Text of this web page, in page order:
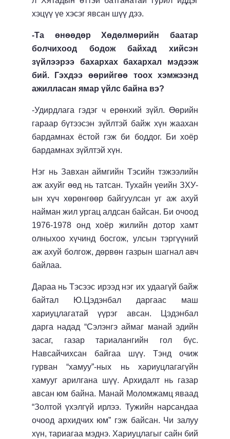
хэцүү үе хэсэг явсан шүү дээ.
-Та өнөөдөр Хөдөлмөрийн баатар
болчихоод бодож байхад хийсэн
зүйлээрээ бахархах бахархал мэдээж
бий. Гэхдээ өөрийгөө тоох хэмжээнд
ажилласан ямар үйлс байна вэ?
-Удирдлага гэдэг ч ерөнхий зүйл. Өөрийн
гараар бүтээсэн зүйлтэй байж хүн жаахан
бардамнах ёстой гэж би боддог. Би хоёр
бардамнах зүйлтэй хүн.
Нэг нь Завхан аймгийн Тэсийн тэжээлийн
аж ахуйг өөд нь татсан. Тухайн үеийн ЗХУ-
ын хүч хөрөнгөөр байгуулсан уг аж ахуй
найман жил ургац алдсан байсан. Би очоод
1976-1978 онд хоёр жилийн дотор хамт
олныхоо хүчинд босгож, улсын тэргүүний
аж ахуй болгож, дөрвөн газрын шагнал авч
байлаа.
Дараа нь Тэсээс ирээд нэг их удаагүй байж
байтал Ю.Цэдэнбал даргаас маш
хариуцлагатай үүрэг авсан. Цэдэнбал
дарга надад “Сэлэнгэ аймаг манай эдийн
засаг, газар тариалангийн гол бүс.
Навсайчихсан байгаа шүү. Тэнд очиж
гурван “хамуу”-ных нь хариуцлагагүйн
хамууг арилгана шүү. Архидалт нь газар
авсан юм байна. Манай Моломжамц яваад
“Золтой үхэлгүй ирлээ. Тужийн нарсандаа
очоод архидчих юм” гэж байсан. Чи залуу
хүн, тариагаа мэднэ. Хариуцлагыг сайн бий